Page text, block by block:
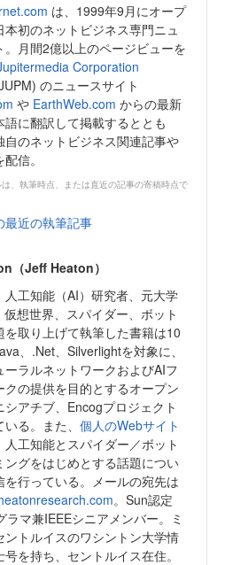
は、1999年9月にオープ
本初のネットビジネス専門ニュ
。月間2億以上のページビューを
Corporation
のニュースサイト
や EarthWeb.com からの最新
語に翻訳して掲載するととも
自のネットビジネス関連記事や
信。
、執筆時点、または直近の記事の寄稿時点で
最近の執筆記事
（Jeff Heaton）
人工知能（AI）研究者、元大学
想世界、スパイダー、ボット
を取り上げて執筆した書籍は10
、.Net、Silverlightを対象に、
ーラルネットワークおよびAIフ
クの提供を目的とするオープン
シアチブ、Encogプロジェクト
る。また、 個人のWebサイト
人工知能とスパイダー／ボット
ングをはじめとする話題につい
を行っている。メールの宛先は
。Sun認定
ラマ兼IEEEシニアメンバー。ミ
ントルイスのワシントン大学情
を持ち、セントルイス在住。